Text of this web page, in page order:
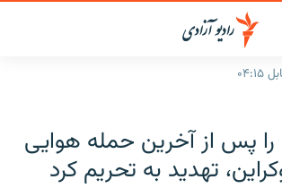
پس از آخرین حمله هوایی
تهدید به تحریم کرد